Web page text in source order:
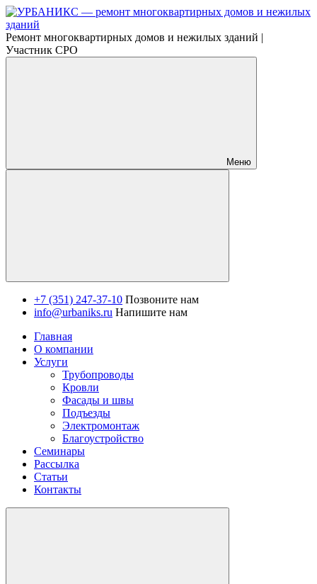
Ремонт многоквартирных домов и нежилых зданий |
Участник СРО
Меню
+7 (351) 247-37-10 Позвоните нам
info@urbaniks.ru Напишите нам
Главная
О компании
Услуги
Трубопроводы
Кровли
Фасады и швы
Подъезды
Электромонтаж
Благоустройство
Семинары
Рассылка
Статьи
Контакты